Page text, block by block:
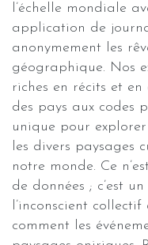
l’échelle mondiale
application de
anonymement les
géographique. Nos
riches en récits et
des pays aux codes
unique pour
les divers paysages
notre monde. Ce
de données ; c’est
l’inconscient
comment les